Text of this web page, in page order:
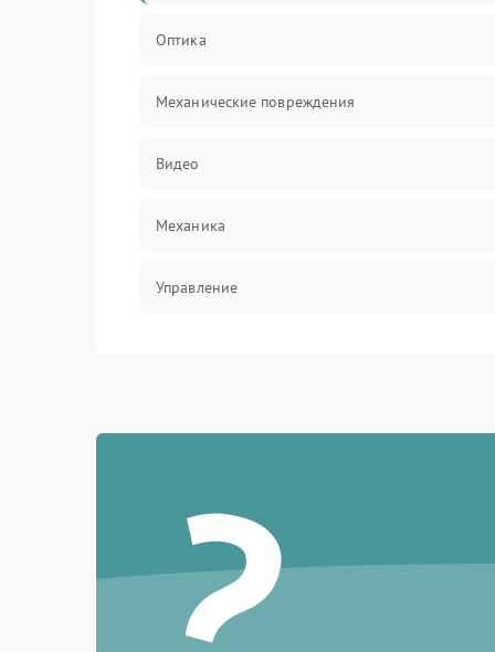
Оптика
Механические повреждения
Видео
Механика
Управление
Электроника/Оптика